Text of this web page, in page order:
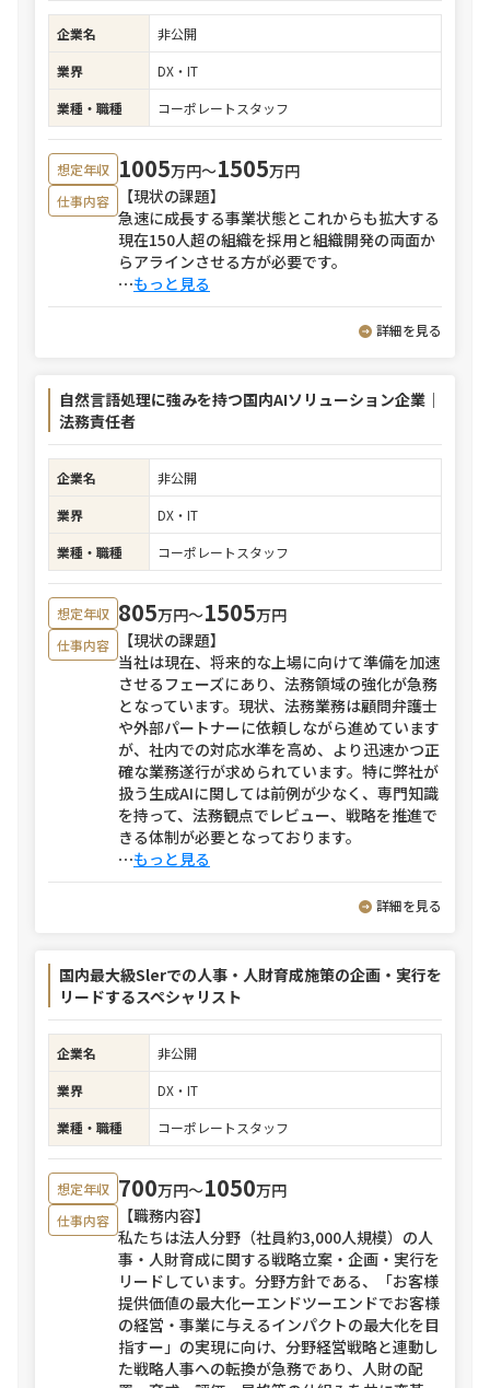
企業名
非公開
業界
DX・IT
業種・職種
コーポレートスタッフ
想定年収 1005万円〜1505万円
仕事内容
【現状の課題】
急速に成長する事業状態とこれからも拡大する
現在150人超の組織を採用と組織開発の両面か
らアラインさせる方が必要です。
⋯もっと見る
詳細を見る
自然言語処理に強みを持つ国内AIソリューション企業｜
法務責任者
企業名
非公開
業界
DX・IT
業種・職種
コーポレートスタッフ
想定年収 805万円〜1505万円
仕事内容
【現状の課題】
当社は現在、将来的な上場に向けて準備を加速
させるフェーズにあり、法務領域の強化が急務
となっています。現状、法務業務は顧問弁護士
や外部パートナーに依頼しながら進めています
が、社内での対応水準を高め、より迅速かつ正
確な業務遂行が求められています。特に弊社が
扱う生成AIに関しては前例が少なく、専門知識
を持って、法務観点でレビュー、戦略を推進で
きる体制が必要となっております。
⋯もっと見る
詳細を見る
国内最大級Slerでの人事・人財育成施策の企画・実行を
リードするスペシャリスト
企業名
非公開
業界
DX・IT
業種・職種
コーポレートスタッフ
想定年収 700万円〜1050万円
仕事内容
【職務内容】
私たちは法人分野（社員約3,000人規模）の人
事・人財育成に関する戦略立案・企画・実行を
リードしています。分野方針である、「お客様
提供価値の最大化ーエンドツーエンドでお客様
の経営・事業に与えるインパクトの最大化を目
指すー」の実現に向け、分野経営戦略と連動し
た戦略人事への転換が急務であり、人財の配